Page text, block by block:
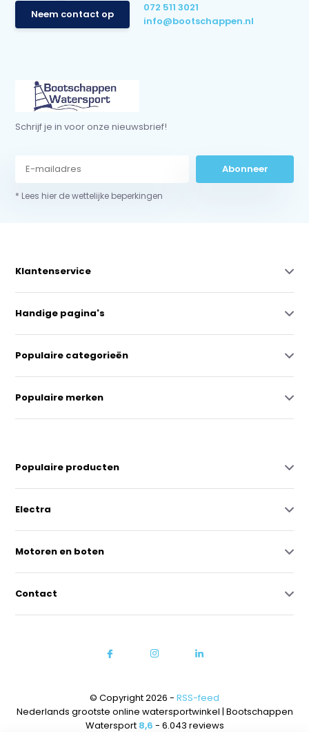
Neem contact op
072 511 3021
info@bootschappen.nl
Schrijf je in voor onze nieuwsbrief!
Abonneer
* Lees hier de wettelijke beperkingen
Klantenservice
Handige pagina's
Populaire categorieën
Populaire merken
Populaire producten
Electra
Motoren en boten
Contact
© Copyright 2026 - RSS-feed
Nederlands grootste online watersportwinkel | Bootschappen
Watersport 8,6 - 6.043 reviews